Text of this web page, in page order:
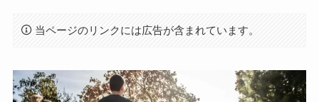
当ページのリンクには広告が含まれています。